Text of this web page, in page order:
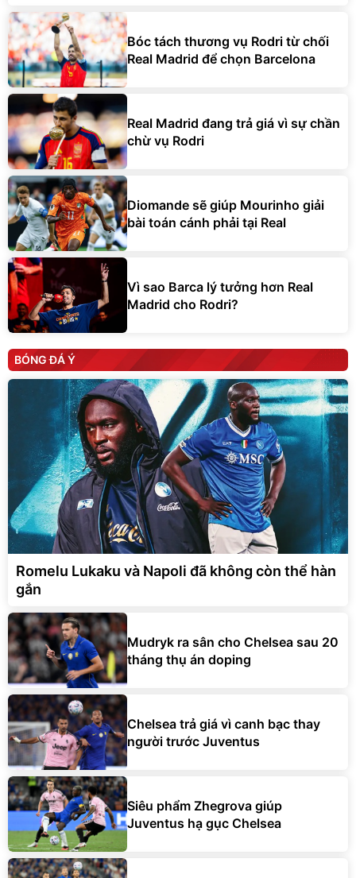
Bóc tách thương vụ Rodri từ chối
Real Madrid để chọn Barcelona
Real Madrid đang trả giá vì sự chần
chừ vụ Rodri
Diomande sẽ giúp Mourinho giải
bài toán cánh phải tại Real
Vì sao Barca lý tưởng hơn Real
Madrid cho Rodri?
BÓNG ĐÁ Ý
Romelu Lukaku và Napoli đã không còn thể hàn
gắn
Mudryk ra sân cho Chelsea sau 20
tháng thụ án doping
Chelsea trả giá vì canh bạc thay
người trước Juventus
Siêu phẩm Zhegrova giúp
Juventus hạ gục Chelsea